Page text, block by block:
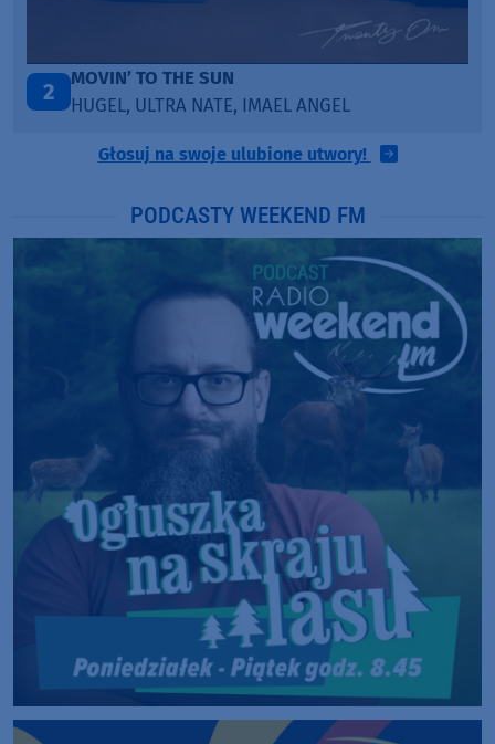
2
MOVIN’ TO THE SUN
HUGEL, ULTRA NATE, IMAEL ANGEL
Głosuj na swoje ulubione utwory!
PODCASTY WEEKEND FM